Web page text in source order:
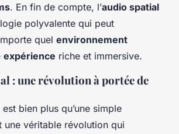
. En fin de compte, l’audio spatial
polyvalente qui peut
quel environnement
expérience riche et immersive.
: une révolution à portée de
est bien plus qu’une simple
une véritable révolution qui